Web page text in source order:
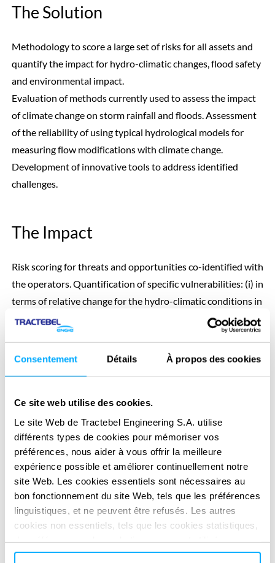
Consentement Détails À propos des cookies
Ce site web utilise des cookies.
Le site Web de Tractebel Engineering S.A. utilise
différents types de cookies pour mémoriser vos
préférences, nous aider à vous offrir la meilleure
expérience possible et améliorer continuellement notre
site Web. Les cookies essentiels sont nécessaires au
bon fonctionnement du site Web, tels que les préférences
linguistiques, et ne peuvent être refusés. Les autres
cookies non essentiels, tels que les cookies statistiques,
qu'après avoir cliqué sur « Accepter tout ». Pour plus
SERVICES FOURNIS
Technical & regulatory consultancy
The Solution
Methodology to score a large set of risks for all assets and
quantify the impact for hydro-climatic changes, flood safety
and environmental impact.
Evaluation of methods currently used to assess the impact
of climate change on storm rainfall and floods. Assessment
of the reliability of using typical hydrological models for
measuring flow modifications with climate change.
Development of innovative tools to address identified
challenges.
The Impact
Risk scoring for threats and opportunities co-identified with
the operators. Quantification of specific vulnerabilities: (i) in
terms of relative change for the hydro-climatic conditions in
each catchment, (ii) evaluation in economic terms for flood
safety (cost of changing the spillways) and energy
production.
Development of new methods such as multi-hydrological
modelling, dynamic weighting of calibrated hydrological
models and stochastic weather generators.